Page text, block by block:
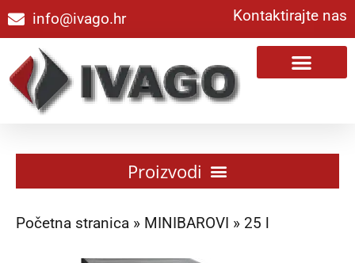
info@ivago.hr Kontaktirajte nas
Početna stranica » MINIBAROVI » 25 l